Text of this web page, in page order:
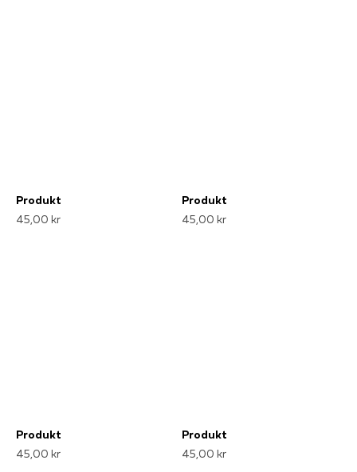
Produkt
45,00 kr
Produkt
45,00 kr
Produkt
45,00 kr
Produkt
45,00 kr